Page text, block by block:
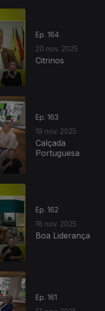
Ep. 164
20 nov. 2025
Citrinos
Ep. 163
19 nov. 2025
Calçada
Portuguesa
Ep. 162
18 nov. 2025
Boa Liderança
Ep. 161